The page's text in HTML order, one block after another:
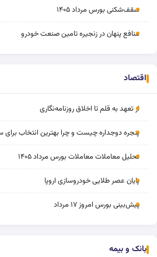
سقف‌شکنی بورس مرداد ۱۴۰۵
منافع پنهان در زنجیره تامین صنعت خودرو
اقتصاد
از تعهد به قلم تا اخلاق روزنامه‌نگاری
پنجره دوجداره چیست و چرا بهترین انتخاب
تحلیل معاملات معاملات بورس مرداد ۱۴۰۵
پایان عصر طلایی خودروسازی اروپا
پیش‌بینی بورس امروز ۱۷ مرداد
بانک و بیمه